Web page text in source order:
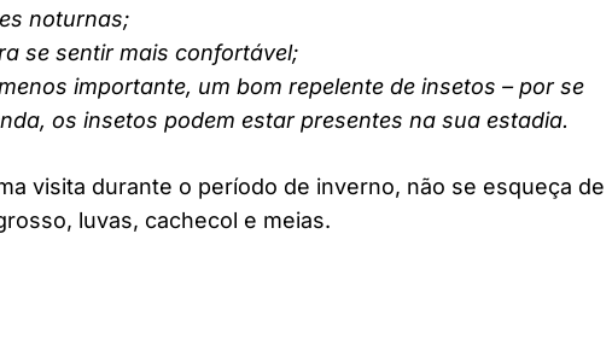
noturnas;
se sentir mais confortável;
importante, um bom repelente de insetos – por se
os insetos podem estar presentes na sua estadia.
visita durante o período de inverno, não se esqueça de
luvas, cachecol e meias.